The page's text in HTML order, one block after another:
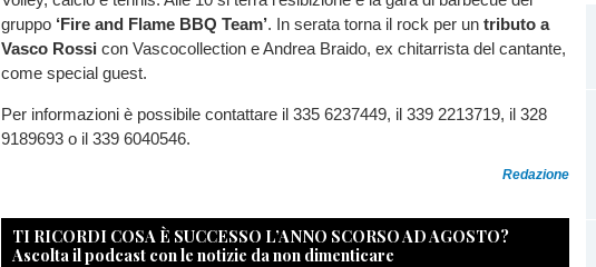
gruppo ‘Fire and Flame BBQ Team’. In serata torna il rock per un tributo a
Vasco Rossi con Vascocollection e Andrea Braido, ex chitarrista del cantante,
come special guest.
Per informazioni è possibile contattare il 335 6237449, il 339 2213719, il 328
9189693 o il 339 6040546.
Redazione
TI RICORDI COSA È SUCCESSO L’ANNO SCORSO AD AGOSTO?
Ascolta il podcast con le notizie da non dimenticare